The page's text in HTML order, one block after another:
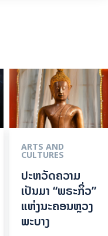
ARTS AND
CULTURES
ປະຫວັດຄວາມ
ເປັນມາ “ພຣະກິ່ວ”
ແຫ່ງນະຄອນຫຼວງ
ພະບາງ